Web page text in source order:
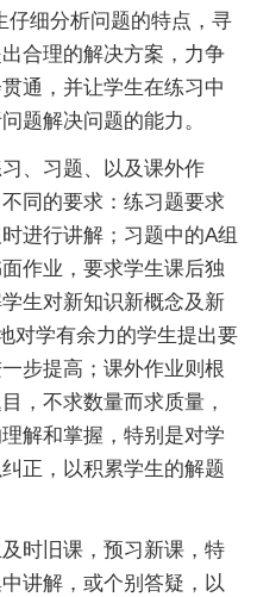
仔细分析问题的特点，寻
合理的解决方案，力争
通，并让学生在练习中
题解决问题的能力。
、习题、以及课外作
同的要求：练习题要求
进行讲解；习题中的A组
作业，要求学生课后独
生对新知识新概念及新
对学有余力的学生提出要
步提高；课外作业则根
，不求数量而求质量，
解和掌握，特别是对学
正，以积累学生的解题
时旧课，预习新课，特
讲解，或个别答疑，以